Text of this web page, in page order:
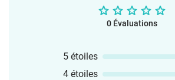
0 Évaluations
5 étoiles
4 étoiles